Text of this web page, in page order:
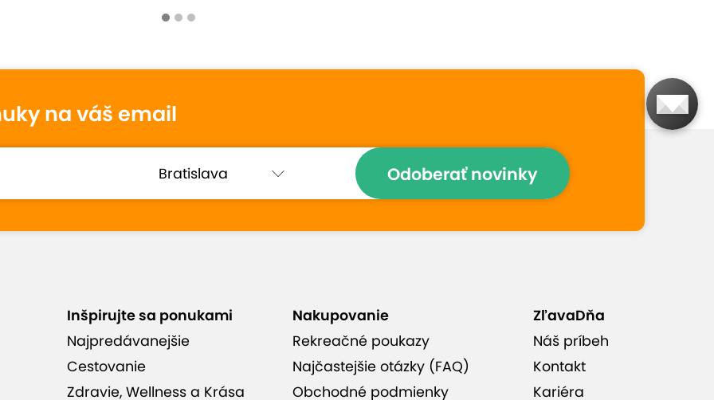
Peter
jedlo , ktoré bolo výborné.odporucam
(19)
Slávna husacina a kačacina
Možnosť dovozu priamo
domov alebo do kancelárie
Pochutí si až 6 ľudí
na váš email
Odoberať novinky
Inšpirujte sa ponukami
Najpredávanejšie
Cestovanie
Zdravie, Wellness a Krása
Nakupovanie
Rekreačné poukazy
Najčastejšie otázky (FAQ)
Obchodné podmienky
ZľavaDňa
Náš príbeh
Kontakt
Kariéra